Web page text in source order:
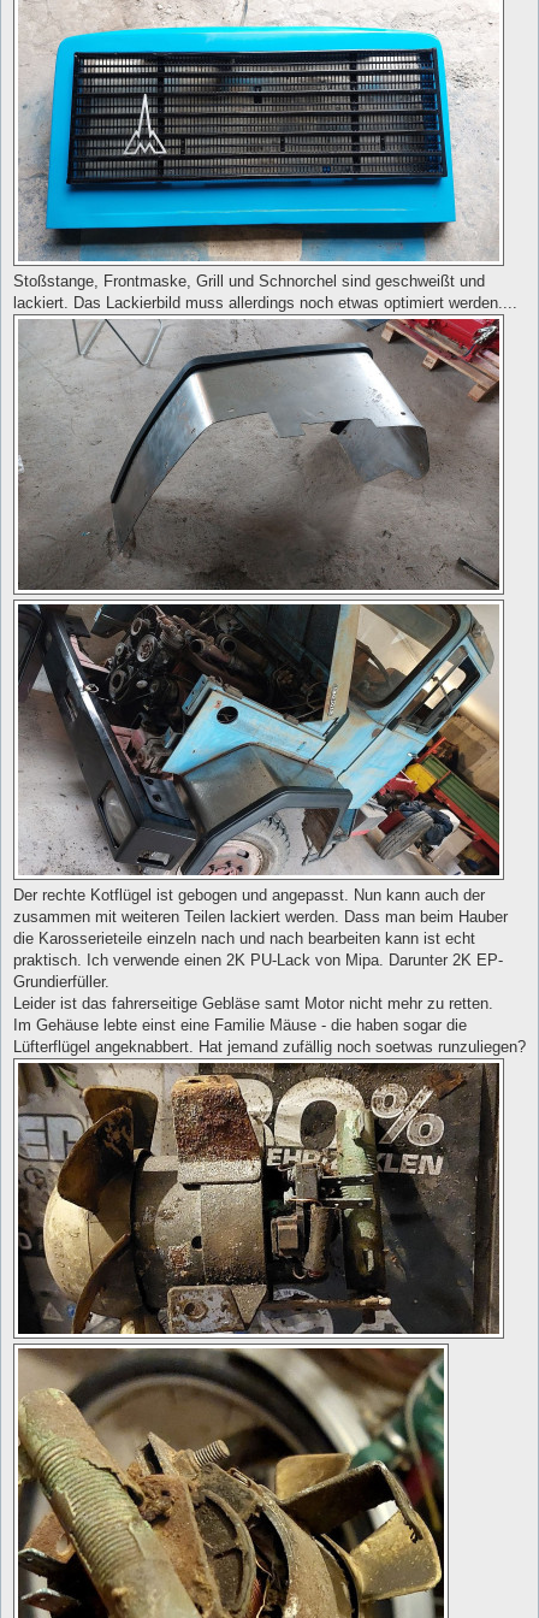
Stoßstange, Frontmaske, Grill und Schnorchel sind geschweißt und
lackiert. Das Lackierbild muss allerdings noch etwas optimiert werden....
Der rechte Kotflügel ist gebogen und angepasst. Nun kann auch der
zusammen mit weiteren Teilen lackiert werden. Dass man beim Hauber
die Karosserieteile einzeln nach und nach bearbeiten kann ist echt
praktisch. Ich verwende einen 2K PU-Lack von Mipa. Darunter 2K EP-
Grundierfüller.
Leider ist das fahrerseitige Gebläse samt Motor nicht mehr zu retten.
Im Gehäuse lebte einst eine Familie Mäuse - die haben sogar die
Lüfterflügel angeknabbert. Hat jemand zufällig noch soetwas runzuliegen?